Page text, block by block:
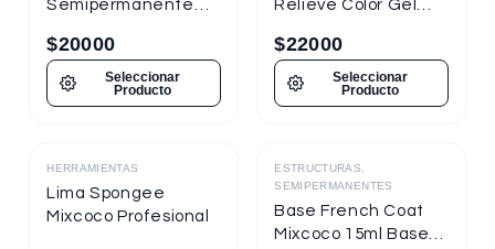
Semipermanente
Semitraslúcido 7.5ml
Nueva Presentación
$20000
Seleccionar
Producto
Relieve Color Gel
$22000
Seleccionar
Producto
Destacado
HERRAMIENTAS
Lima Spongee
Mixcoco Profesional
Destacado
ESTRUCTURAS,
SEMIPERMANENTES
Base French Coat
Mixcoco 15ml Base